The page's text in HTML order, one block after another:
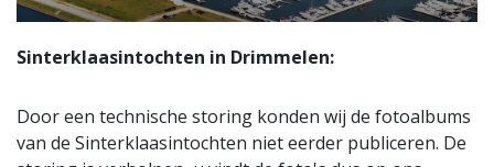
Sinterklaasintochten in Drimmelen:
Door een technische storing konden wij de fotoalbums
van de Sinterklaasintochten niet eerder publiceren. De